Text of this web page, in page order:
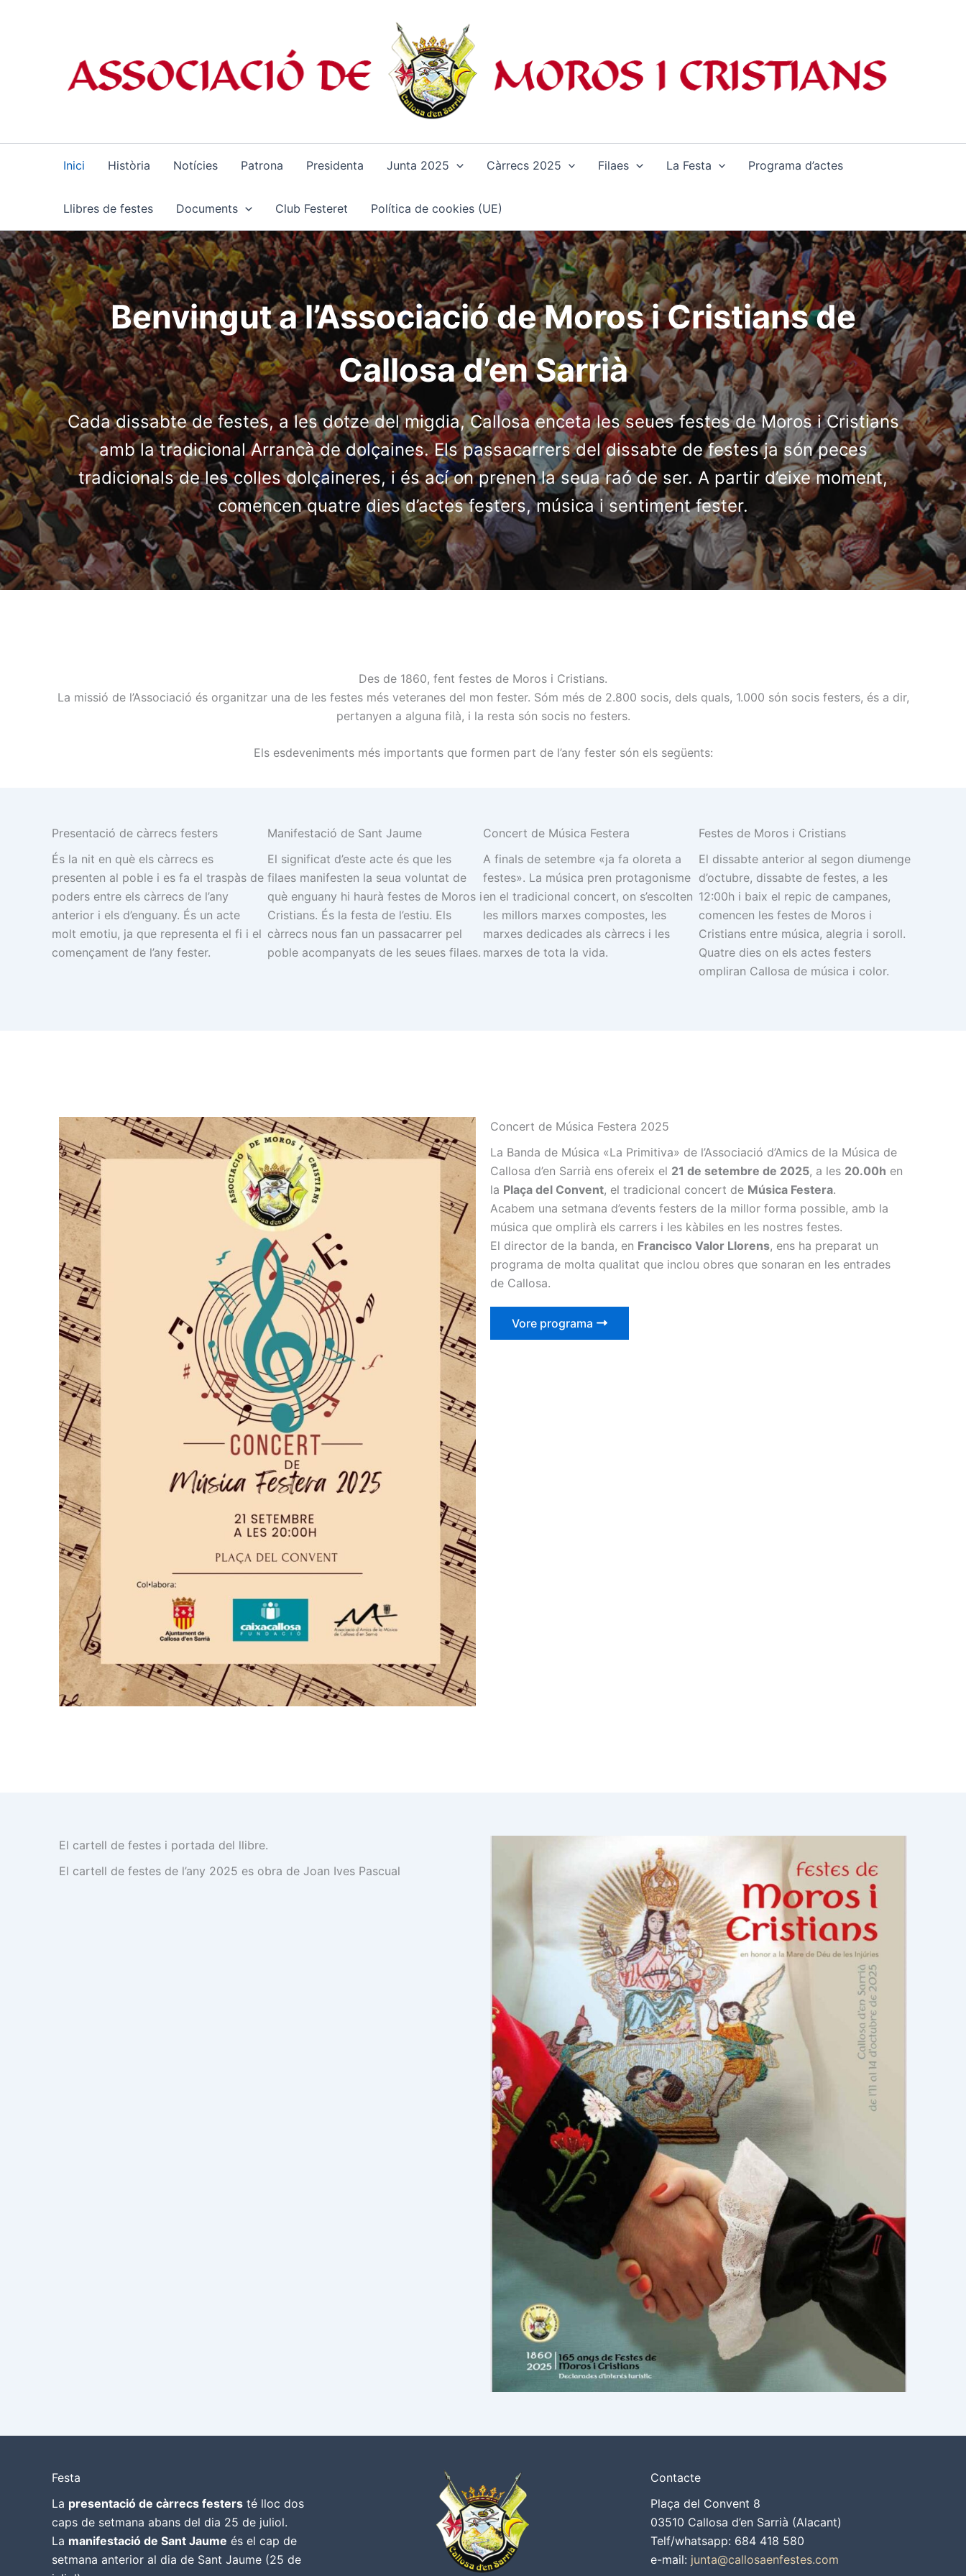
Inici Història Notícies Patrona Presidenta Junta 2025 Càrrecs 2025 Filaes La Festa Programa d’actes
Llibres de festes Documents Club Festeret Política de cookies (UE)
Benvingut a l’Associació de Moros i Cristians de
Callosa d’en Sarrià
Cada dissabte de festes, a les dotze del migdia, Callosa enceta les seues festes de Moros i Cristians
amb la tradicional Arrancà de dolçaines. Els passacarrers del dissabte de festes ja són peces
tradicionals de les colles dolçaineres, i és ací on prenen la seua raó de ser. A partir d’eixe moment,
comencen quatre dies d’actes festers, música i sentiment fester.
Des de 1860, fent festes de Moros i Cristians.
La missió de l’Associació és organitzar una de les festes més veteranes del mon fester. Sóm més de 2.800 socis, dels quals, 1.000 són socis festers, és a dir,
pertanyen a alguna filà, i la resta són socis no festers.
Els esdeveniments més importants que formen part de l’any fester són els següents:
Presentació de càrrecs festers
És la nit en què els càrrecs es
presenten al poble i es fa el traspàs de
poders entre els càrrecs de l’any
anterior i els d’enguany. És un acte
molt emotiu, ja que representa el fi i el
començament de l’any fester.
Manifestació de Sant Jaume
El significat d’este acte és que les
filaes manifesten la seua voluntat de
què enguany hi haurà festes de Moros i
Cristians. És la festa de l’estiu. Els
càrrecs nous fan un passacarrer pel
poble acompanyats de les seues filaes.
Concert de Música Festera
A finals de setembre «ja fa oloreta a
festes». La música pren protagonisme
en el tradicional concert, on s’escolten
les millors marxes compostes, les
marxes dedicades als càrrecs i les
marxes de tota la vida.
Festes de Moros i Cristians
El dissabte anterior al segon diumenge
d’octubre, dissabte de festes, a les
12:00h i baix el repic de campanes,
comencen les festes de Moros i
Cristians entre música, alegria i soroll.
Quatre dies on els actes festers
ompliran Callosa de música i color.
Concert de Música Festera 2025
La Banda de Música «La Primitiva» de l’Associació d’Amics de la Música de
Callosa d’en Sarrià ens ofereix el 21 de setembre de 2025, a les 20.00h en
la Plaça del Convent, el tradicional concert de Música Festera.
Acabem una setmana d’events festers de la millor forma possible, amb la
música que omplirà els carrers i les kàbiles en les nostres festes.
El director de la banda, en Francisco Valor Llorens, ens ha preparat un
programa de molta qualitat que inclou obres que sonaran en les entrades
de Callosa.
Vore programa
El cartell de festes i portada del llibre.
El cartell de festes de l’any 2025 es obra de Joan Ives Pascual
Festa
La presentació de càrrecs festers té lloc dos
caps de setmana abans del dia 25 de juliol.
La manifestació de Sant Jaume és el cap de
setmana anterior al dia de Sant Jaume (25 de
Contacte
Plaça del Convent 8
03510 Callosa d’en Sarrià (Alacant)
Telf/whatsapp: 684 418 580
e-mail: junta@callosaenfestes.com